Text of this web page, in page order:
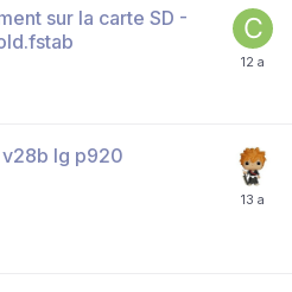
sur la carte SD -
v28b lg p920